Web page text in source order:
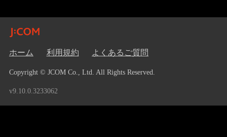
ホーム 利用規約 よくあるご質問
Copyright © JCOM Co., Ltd. All Rights Reserved.
v9.10.0.3233062